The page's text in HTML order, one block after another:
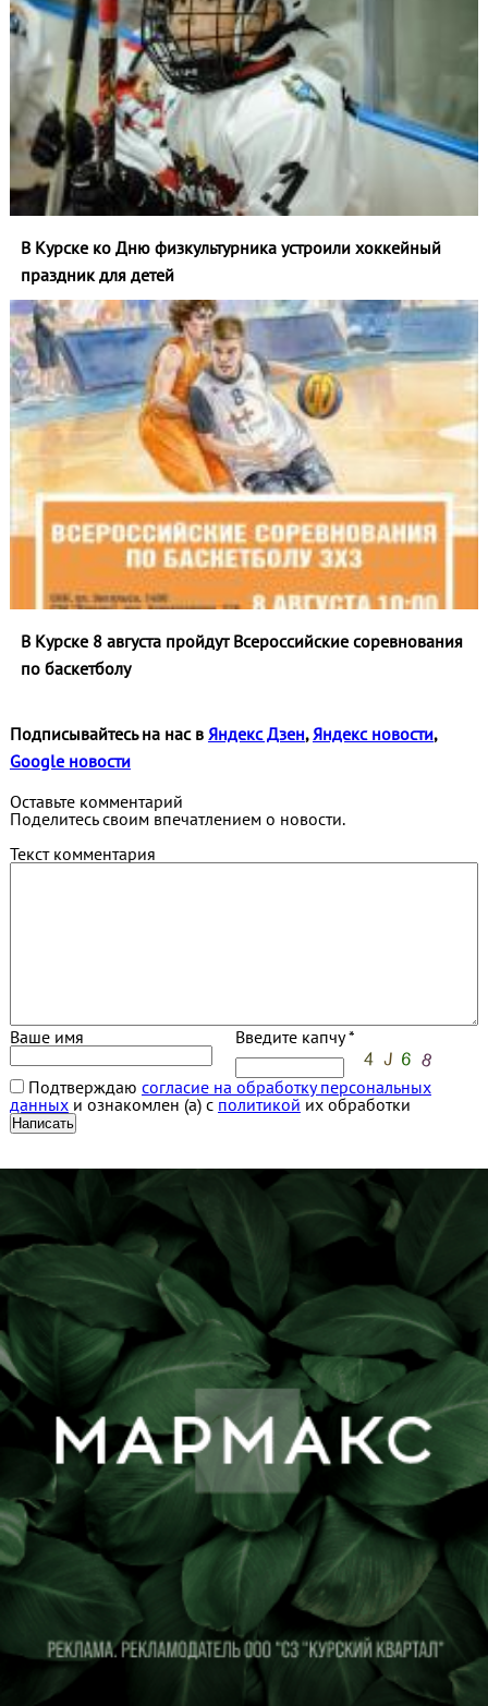
В Курске ко Дню физкультурника устроили хоккейный
праздник для детей
В Курске 8 августа пройдут Всероссийские соревнования
по баскетболу
Подписывайтесь на нас в Яндекс Дзен,Яндекс новости,
Google новости
Оставьте комментарий
Поделитесь своим впечатлением о новости.
Текст комментария
Ваше имя Введите капчу *
Подтверждаю согласие на обработку персональных
данныхи ознакомлен (а) с политикой их обработки